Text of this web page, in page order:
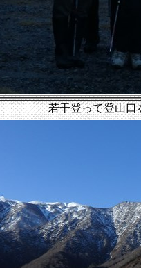
若干登って登山